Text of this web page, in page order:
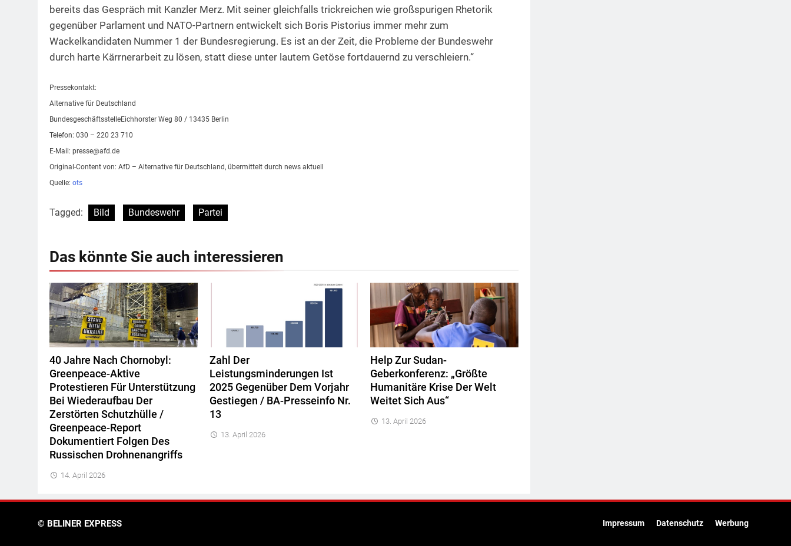
bereits das Gespräch mit Kanzler Merz. Mit seiner gleichfalls trickreichen wie großspurigen Rhetorik
gegenüber Parlament und NATO-Partnern entwickelt sich Boris Pistorius immer mehr zum
Wackelkandidaten Nummer 1 der Bundesregierung. Es ist an der Zeit, die Probleme der Bundeswehr
durch harte Kärrnerarbeit zu lösen, statt diese unter lautem Getöse fortdauernd zu verschleiern.“
Pressekontakt:
Alternative für Deutschland
BundesgeschäftsstelleEichhorster Weg 80 / 13435 Berlin
Telefon: 030 – 220 23 710
E-Mail: presse@afd.de
Original-Content von: AfD – Alternative für Deutschland, übermittelt durch news aktuell
Quelle: ots
Tagged: Bild Bundeswehr Partei
Das könnte Sie auch interessieren
40 Jahre Nach Chornobyl:
Greenpeace-Aktive
Protestieren Für Unterstützung
Bei Wiederaufbau Der
Zerstörten Schutzhülle /
Greenpeace-Report
Dokumentiert Folgen Des
Russischen Drohnenangriffs
14. April 2026
Zahl Der
Leistungsminderungen Ist
2025 Gegenüber Dem Vorjahr
Gestiegen / BA-Presseinfo Nr.
13
13. April 2026
Help Zur Sudan-
Geberkonferenz: „Größte
Humanitäre Krise Der Welt
Weitet Sich Aus“
13. April 2026
© BELINER EXPRESS Impressum Datenschutz Werbung